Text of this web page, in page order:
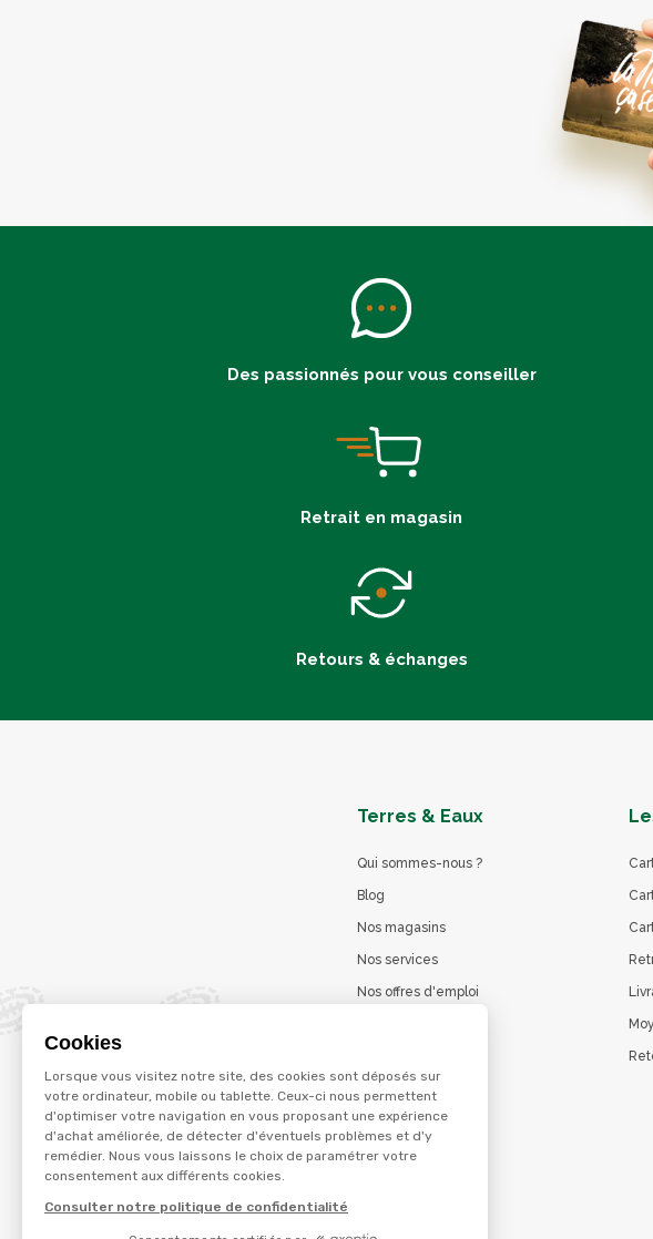
Cookies
Lorsque vous visitez notre site, des cookies sont déposés sur
votre ordinateur, mobile ou tablette. Ceux-ci nous permettent
d'optimiser votre navigation en vous proposant une expérience
d'achat améliorée, de détecter d'éventuels problèmes et d'y
remédier. Nous vous laissons le choix de paramétrer votre
consentement aux différents cookies.
Consulter notre politique de confidentialité
Des passionnés pour vous conseiller
Retrait en magasin
Retours & échanges
Terres & Eaux
Qui sommes-nous ?
Blog
Nos magasins
Nos services
Nos offres d'emploi
La marque Terzéo
© Terres et eaux 2026
Politique de confidentialité